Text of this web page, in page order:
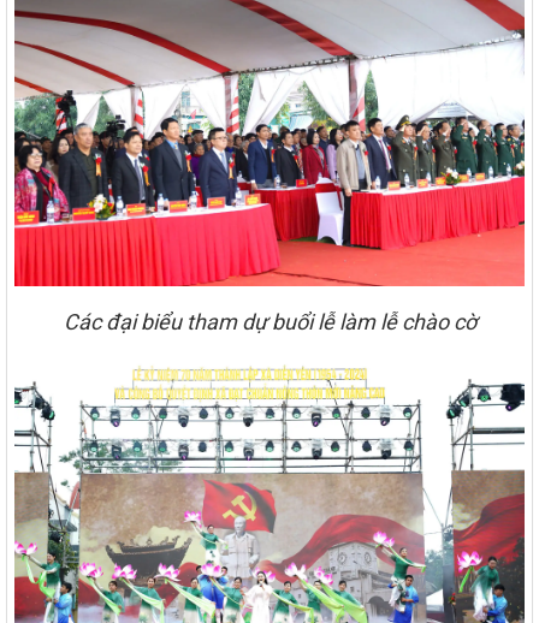
Các đại biểu tham dự buổi lễ làm lễ chào cờ